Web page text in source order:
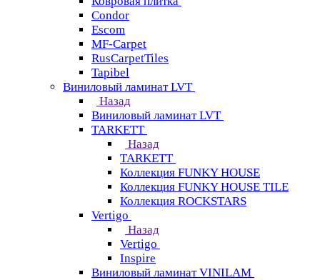
Condor
Escom
MF-Carpet
RusCarpetTiles
Tapibel
Виниловый ламинат LVT
Назад
Виниловый ламинат LVT
TARKETT
Назад
TARKETT
Коллекция FUNKY HOUSE
Коллекция FUNKY HOUSE TILE
Коллекция ROCKSTARS
Vertigo
Назад
Vertigo
Inspire
Виниловый ламинат VINILAM